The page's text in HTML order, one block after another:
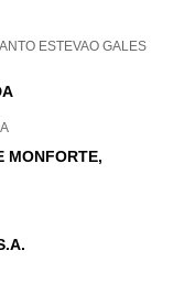
ESTEVAO GALES
MONFORTE,